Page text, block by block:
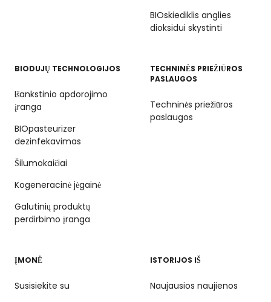
BIOskiediklis anglies
dioksidui skystinti
BIODUJŲ TECHNOLOGIJOS
Išankstinio apdorojimo
įranga
BIOpasteurizer
dezinfekavimas
Šilumokaičiai
Kogeneracinė jėgainė
Galutinių produktų
perdirbimo įranga
TECHNINĖS PRIEŽIŪROS
PASLAUGOS
Techninės priežiūros
paslaugos
ĮMONĖ
Susisiekite su
ISTORIJOS IŠ
Naujausios naujienos